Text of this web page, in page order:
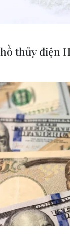
ấn-Thành
đánh tráo khái
trình quốc gia
2030
đối với người
định vai trò
bền vững
thủy điện